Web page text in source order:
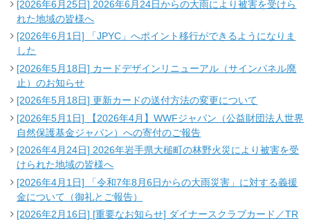
[2026年6月25日] 2026年6月24日からの大雨により被害を受けら
れた地域の皆様へ
[2026年6月1日] 「JPYC」へポイント移行ができるようになりま
した
[2026年5月18日] カードデザインリニューアル（サインパネル廃
止）のお知らせ
[2026年5月18日] 更新カードの送付方法の変更について
[2026年5月1日] 【2026年4月】WWFジャパン（公益財団法人世界
自然保護基金ジャパン）への寄付のご報告
[2026年4月24日] 2026年岩手県大槌町の林野火災により被害を受
けられた地域の皆様へ
[2026年4月1日] 「令和7年8月6日からの大雨災害」に対する義援
金について（御礼とご報告）
[2026年2月16日] [重要なお知らせ] ダイナースクラブカード／TR